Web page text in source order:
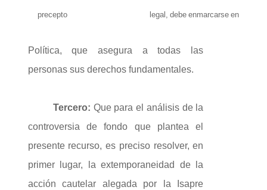
precepto legal, debe enmarcarse en
Política, que asegura a todas las
personas sus derechos fundamentales.
Tercero: Que para el análisis de la
controversia de fondo que plantea el
presente recurso, es preciso resolver, en
primer lugar, la extemporaneidad de la
acción cautelar alegada por la Isapre